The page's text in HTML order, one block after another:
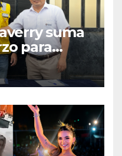
suma
para
en el
Salaverry